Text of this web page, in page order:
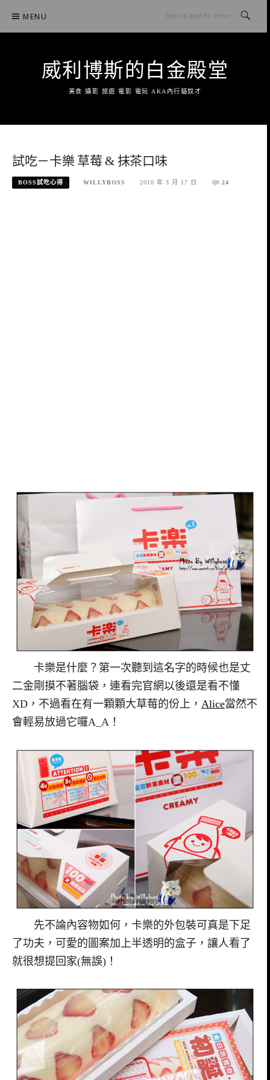
content
MENU
威利博斯的白金殿堂
美食 攝影 旅遊 電影 電玩 AKA內行貓奴才
試吃－卡樂 草莓 & 抹茶口味
BOSS試吃心得 WILLYBOSS 2010 年 3 月 17 日 24
卡樂是什麼？第一次聽到這名字的時候也是丈
二金剛摸不著腦袋，連看完官網以後還是看不懂
XD，不過看在有一顆顆大草莓的份上， Alice當然不
會輕易放過它囉A_A！
先不論內容物如何，卡樂的外包裝可真是下足
了功夫，可愛的圖案加上半透明的盒子，讓人看了
就很想提回家(無誤)！